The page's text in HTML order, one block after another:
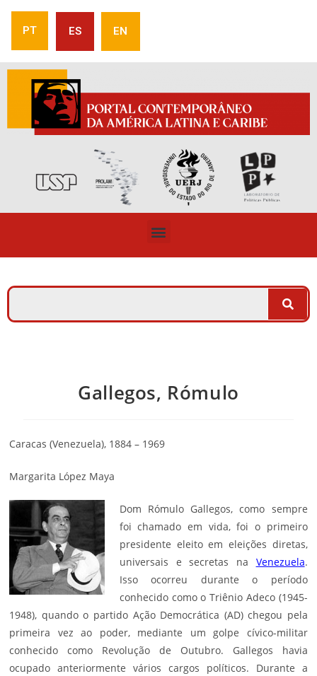
PT ES EN
Gallegos, Rómulo
Caracas (Venezuela), 1884 – 1969
Margarita López Maya
Dom Rómulo Gallegos, como sempre
foi chamado em vida, foi o primeiro
presidente eleito em eleições diretas,
universais e secretas na Venezuela.
Isso ocorreu durante o período
conhecido como o Triênio Adeco (1945-
1948), quando o partido Ação Democrática (AD) chegou pela
primeira vez ao poder, mediante um golpe cívico-militar
conhecido como Revolução de Outubro. Gallegos havia
ocupado anteriormente vários cargos políticos. Durante a